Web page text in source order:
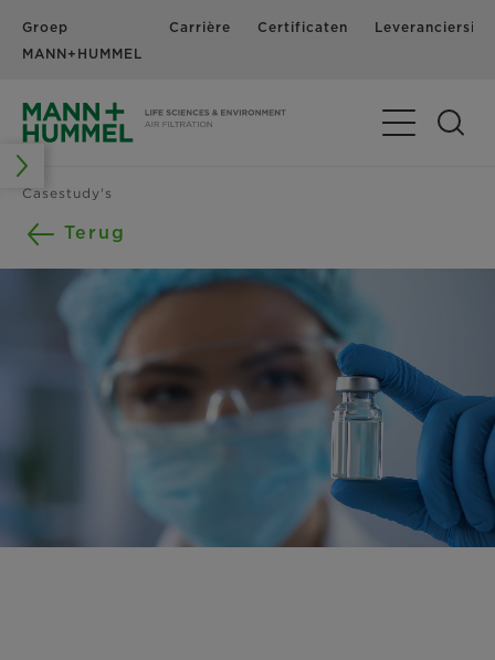
Groep
MANN+HUMMEL
Carrière Certificaten
Navigatie
Casestudy's
Terug